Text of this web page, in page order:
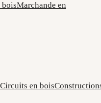
Marchande en
Circuits en bois